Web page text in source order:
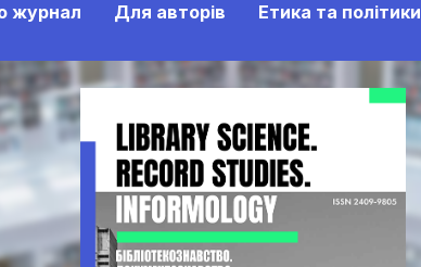
журнал Для авторів Етика та політики